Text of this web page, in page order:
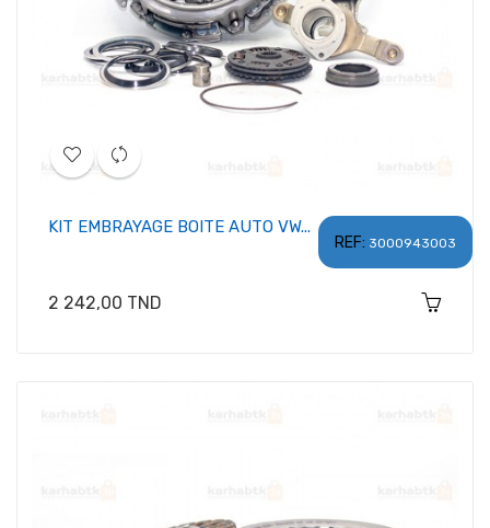
REF: 3000943003
KIT EMBRAYAGE BOITE AUTO VW...
Prix
2 242,00 TND